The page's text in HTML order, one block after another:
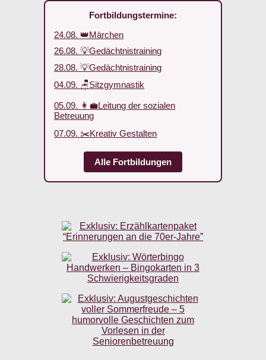
Fortbildungstermine:
24.08. 👑Märchen
26.08. 💡Gedächtnistraining
28.08. 💡Gedächtnistraining
04.09. 🪑Sitzgymnastik
05.09. 👩‍💼Leitung der sozialen
Betreuung
07.09. ✂️Kreativ Gestalten
Alle Fortbildungen